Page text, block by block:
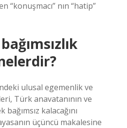
“konuşmacı” nın “hatip”
ulusal egemenlik ve
Türk anavatanının ve
kalacağını
üçüncü makalesine